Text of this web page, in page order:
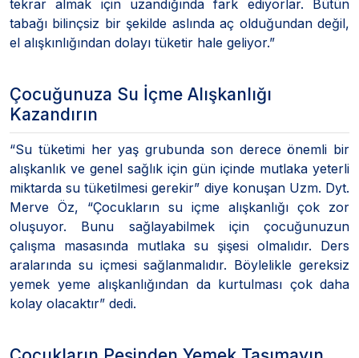
tekrar almak için uzandığında fark ediyorlar. Bütün
tabağı bilinçsiz bir şekilde aslında aç olduğundan değil,
el alışkınlığından dolayı tüketir hale geliyor.”
Çocuğunuza Su İçme Alışkanlığı
Kazandırın
“Su tüketimi her yaş grubunda son derece önemli bir
alışkanlık ve genel sağlık için gün içinde mutlaka yeterli
miktarda su tüketilmesi gerekir” diye konuşan Uzm. Dyt.
Merve Öz, “Çocukların su içme alışkanlığı çok zor
oluşuyor. Bunu sağlayabilmek için çocuğunuzun
çalışma masasında mutlaka su şişesi olmalıdır. Ders
aralarında su içmesi sağlanmalıdır. Böylelikle gereksiz
yemek yeme alışkanlığından da kurtulması çok daha
kolay olacaktır” dedi.